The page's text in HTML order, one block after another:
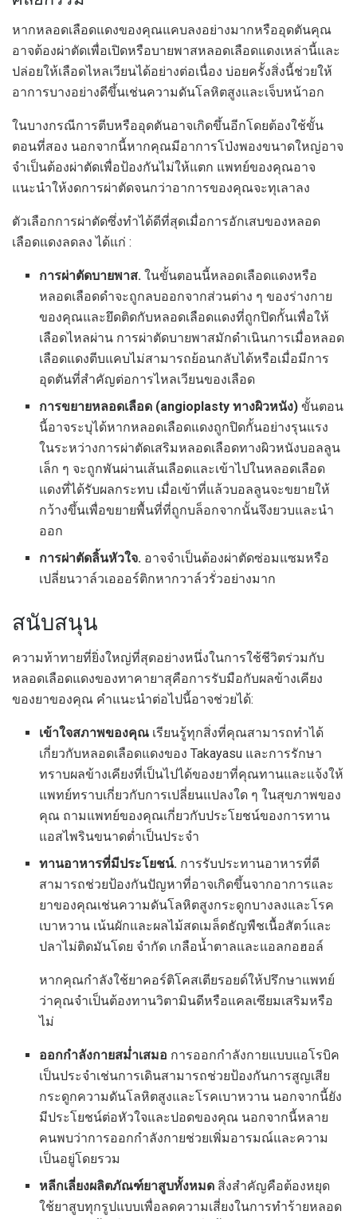
หากหลอดเลือดแดงของคุณแคบลงอย่างมากหรืออุดตันคุณ
อาจต้องผ่าตัดเพื่อเปิดหรือบายพาสหลอดเลือดแดงเหล่านี้และ
ปล่อยให้เลือดไหลเวียนได้อย่างต่อเนื่อง บ่อยครั้งสิ่งนี้ช่วยให้
อาการบางอย่างดีขึ้นเช่นความดันโลหิตสูงและเจ็บหน้าอก
ในบางกรณีการตีบหรืออุดตันอาจเกิดขึ้นอีกโดยต้องใช้ขั้น
ตอนที่สอง นอกจากนี้หากคุณมีอาการโป่งพองขนาดใหญ่อาจ
จำเป็นต้องผ่าตัดเพื่อป้องกันไม่ให้แตก แพทย์ของคุณอาจ
แนะนำให้งดการผ่าตัดจนกว่าอาการของคุณจะทุเลาลง
ตัวเลือกการผ่าตัดซึ่งทำได้ดีที่สุดเมื่อการอักเสบของหลอด
เลือดแดงลดลง ได้แก่ :
การผ่าตัดบายพาส. ในขั้นตอนนี้หลอดเลือดแดงหรือ
หลอดเลือดดำจะถูกลบออกจากส่วนต่าง ๆ ของร่างกาย
ของคุณและยึดติดกับหลอดเลือดแดงที่ถูกปิดกั้นเพื่อให้
เลือดไหลผ่าน การผ่าตัดบายพาสมักดำเนินการเมื่อหลอด
เลือดแดงตีบแคบไม่สามารถย้อนกลับได้หรือเมื่อมีการ
อุดตันที่สำคัญต่อการไหลเวียนของเลือด
การขยายหลอดเลือด (angioplasty ทางผิวหนัง) ขั้นตอน
นี้อาจระบุได้หากหลอดเลือดแดงถูกปิดกั้นอย่างรุนแรง
ในระหว่างการผ่าตัดเสริมหลอดเลือดทางผิวหนังบอลลูน
เล็ก ๆ จะถูกพันผ่านเส้นเลือดและเข้าไปในหลอดเลือด
แดงที่ได้รับผลกระทบ เมื่อเข้าที่แล้วบอลลูนจะขยายให้
กว้างขึ้นเพื่อขยายพื้นที่ที่ถูกบล็อกจากนั้นจึงยวบและนำ
ออก
การผ่าตัดลิ้นหัวใจ. อาจจำเป็นต้องผ่าตัดซ่อมแซมหรือ
เปลี่ยนวาล์วเอออร์ติกหากวาล์วรั่วอย่างมาก
สนับสนุน
ความท้าทายที่ยิ่งใหญ่ที่สุดอย่างหนึ่งในการใช้ชีวิตร่วมกับ
หลอดเลือดแดงของทาคายาสุคือการรับมือกับผลข้างเคียง
ของยาของคุณ คำแนะนำต่อไปนี้อาจช่วยได้:
เข้าใจสภาพของคุณ เรียนรู้ทุกสิ่งที่คุณสามารถทำได้
เกี่ยวกับหลอดเลือดแดงของ Takayasu และการรักษา
ทราบผลข้างเคียงที่เป็นไปได้ของยาที่คุณทานและแจ้งให้
แพทย์ทราบเกี่ยวกับการเปลี่ยนแปลงใด ๆ ในสุขภาพของ
คุณ ถามแพทย์ของคุณเกี่ยวกับประโยชน์ของการทาน
แอสไพรินขนาดต่ำเป็นประจำ
ทานอาหารที่มีประโยชน์. การรับประทานอาหารที่ดี
สามารถช่วยป้องกันปัญหาที่อาจเกิดขึ้นจากอาการและ
ยาของคุณเช่นความดันโลหิตสูงกระดูกบางลงและโรค
เบาหวาน เน้นผักและผลไม้สดเมล็ดธัญพืชเนื้อสัตว์และ
ปลาไม่ติดมันโดย จำกัด เกลือน้ำตาลและแอลกอฮอล์
หากคุณกำลังใช้ยาคอร์ติโคสเตียรอยด์ให้ปรึกษาแพทย์
ว่าคุณจำเป็นต้องทานวิตามินดีหรือแคลเซียมเสริมหรือ
ไม่
ออกกำลังกายสม่ำเสมอ การออกกำลังกายแบบแอโรบิค
เป็นประจำเช่นการเดินสามารถช่วยป้องกันการสูญเสีย
กระดูกความดันโลหิตสูงและโรคเบาหวาน นอกจากนี้ยัง
มีประโยชน์ต่อหัวใจและปอดของคุณ นอกจากนี้หลาย
คนพบว่าการออกกำลังกายช่วยเพิ่มอารมณ์และความ
เป็นอยู่โดยรวม
หลีกเลี่ยงผลิตภัณฑ์ยาสูบทั้งหมด สิ่งสำคัญคือต้องหยุด
ใช้ยาสูบทุกรูปแบบเพื่อลดความเสี่ยงในการทำร้ายหลอด